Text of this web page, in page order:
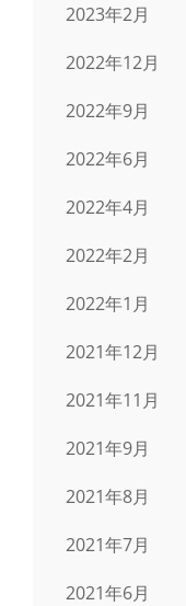
2023年2月
2022年12月
2022年9月
2022年6月
2022年4月
2022年2月
2022年1月
2021年12月
2021年11月
2021年9月
2021年8月
2021年7月
2021年6月